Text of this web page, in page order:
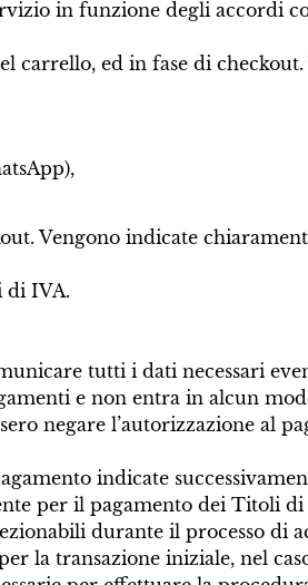
in funzione degli accordi
carrello, ed in fase di
Vengono indicate
di IVA.
tutti i dati necessari
e non entra in alcun
negare l’autorizzazione al
indicate
per il pagamento dei Titoli di
durante il processo di
la transazione iniziale, nel